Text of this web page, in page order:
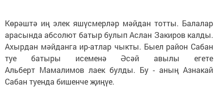
Көрәштә иң элек яшүсмерләр мәйдан тотты. Балалар
арасында абсолют батыр булып Аслан Закиров калды.
Ахырдан мәйданга ир-атлар чыкты. Быел район Сабан
туе батыры исеменә Әсәй авылы егете
Альберт Мамалимов лаек булды. Бу - аның Азнакай
Сабан туенда бишенче җиңүе.